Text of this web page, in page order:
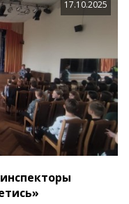
17.10.2025